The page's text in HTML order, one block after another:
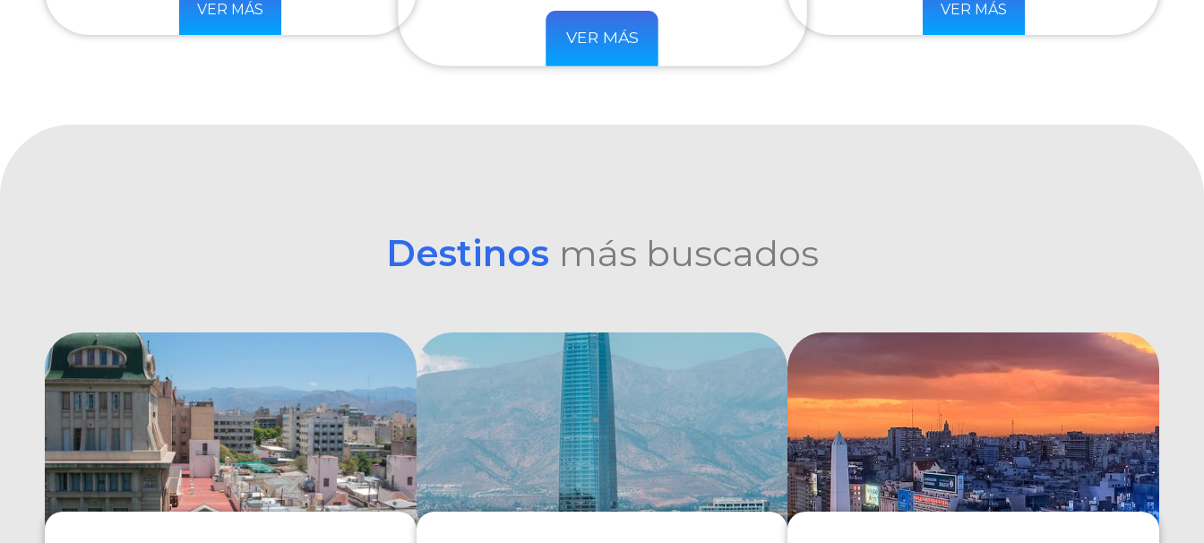
VER MÁS
VER MÁS
VER MÁS
Destinos más buscados